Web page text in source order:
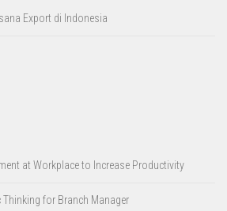
Export di Indonesia
at Workplace to Increase Productivity
Thinking for Branch Manager